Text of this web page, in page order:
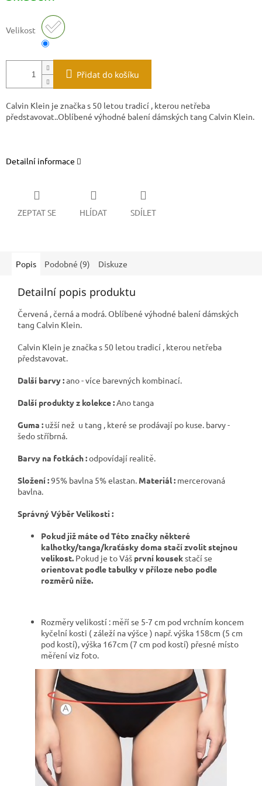
Velikost
Přidat do košíku
Calvin Klein je značka s 50 letou tradicí , kterou netřeba
představovat..Oblíbené výhodné balení dámských tang Calvin Klein.
Detailní informace
ZEPTAT SE HLÍDAT SDÍLET
Popis Podobné (9) Diskuze
Detailní popis produktu
Červená , černá a modrá. Oblíbené výhodné balení dámských
tang Calvin Klein.
Calvin Klein je značka s 50 letou tradicí , kterou netřeba
představovat.
Další barvy :ano - více barevných kombinací.
Další produkty z kolekce :Ano tanga
Guma : užší než u tang , které se prodávají po kuse. barvy -
šedo stříbrná.
Barvy na fotkách :odpovídají realitě.
Složení :95% bavlna 5% elastan. Materiál : mercerovaná
bavlna.
Správný Výběr Velikosti :
Pokud již máte od Této značky některé
kalhotky/tanga/kraťásky doma stačí zvolit stejnou
velikost. Pokud je to Váš první kousekstačí se
orientovat podle tabulky v příloze nebo podle
rozměrů níže.
Rozměry velikostí : měří se 5-7 cm pod vrchním koncem
kyčelní kosti ( záleží na výšce ) např. výška 158cm (5 cm
pod kostí), výška 167cm (7 cm pod kostí) přesné místo
měření viz foto.